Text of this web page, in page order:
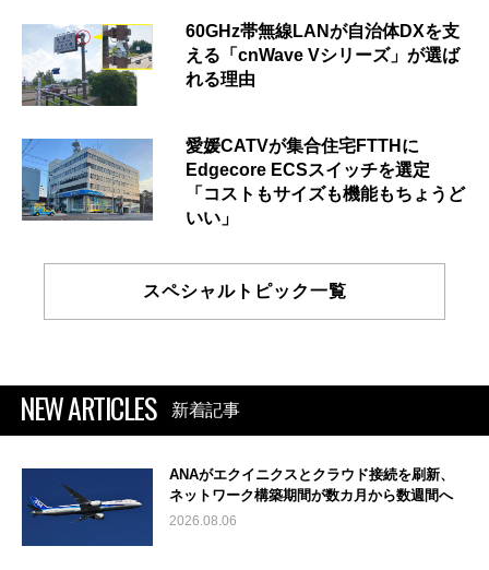
60GHz帯無線LANが自治体DXを支
える「cnWave Vシリーズ」が選ば
れる理由
愛媛CATVが集合住宅FTTHに
Edgecore ECSスイッチを選定
「コストもサイズも機能もちょうど
いい」
スペシャルトピック一覧
NEW ARTICLES 新着記事
ANAがエクイニクスとクラウド接続を刷新、
ネットワーク構築期間が数カ月から数週間へ
2026.08.06